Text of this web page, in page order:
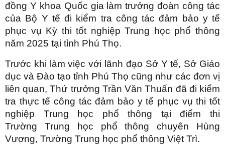
đồng Y khoa Quốc gia làm trưởng đoàn công tác
của Bộ Y tế đi kiểm tra công tác đảm bảo y tế
phục vụ Kỳ thi tốt nghiệp Trung học phổ thông
năm 2025 tại tỉnh Phú Thọ.
Trước khi làm việc với lãnh đạo Sở Y tế, Sở Giáo
dục và Đào tạo tỉnh Phú Thọ cũng như các đơn vị
liên quan, Thứ trưởng Trần Văn Thuấn đã đi kiểm
tra thực tế công tác đảm bảo y tế phục vụ thi tốt
nghiệp Trung học phổ thông tại điểm thi
Trường Trung học phổ thông chuyên Hùng
Vương, Trường Trung học phổ thông Việt Trì.